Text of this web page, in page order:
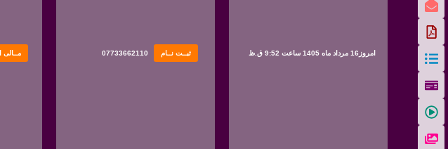
امروز16 مرداد ماه 1405 ساعت 9:52 ق.ظ 07733662110 ثبــت نــام مــالی